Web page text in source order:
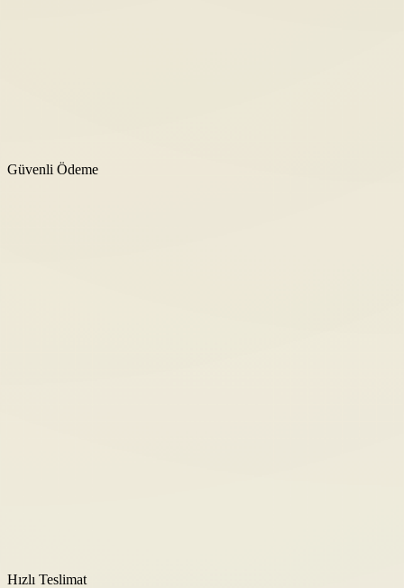
Güvenli Ödeme
Hızlı Teslimat